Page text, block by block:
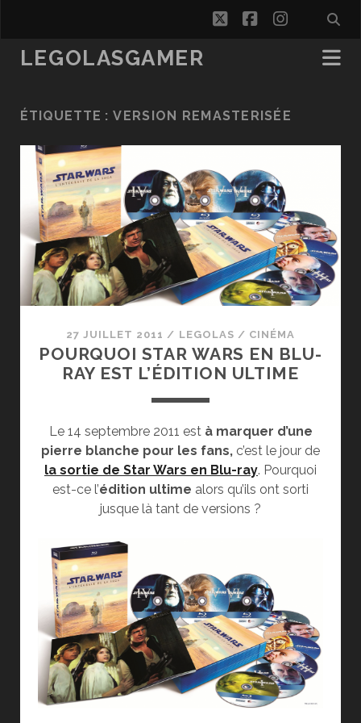
twitterfacebook
LEGOLASGAMER
ÉTIQUETTE :VERSION REMASTERISÉE
27 JUILLET 2011 / LEGOLAS / CINÉMA
POURQUOI STAR WARS EN BLU-
RAY EST L’ÉDITION ULTIME
Le 14 septembre 2011 est à marquer d’une
pierre blanche pour les fans, c’est le jour de
la sortie de Star Wars en Blu-ray. Pourquoi
est-ce l’édition ultime alors qu’ils ont sorti
jusque là tant de versions ?